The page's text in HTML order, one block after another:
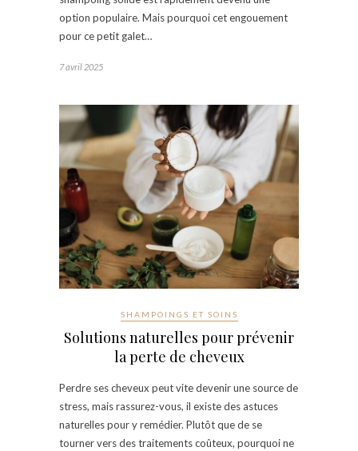
option populaire. Mais pourquoi cet engouement
pour ce petit galet…
7 avril 2025
SHAMPOINGS ET SOINS
Solutions naturelles pour prévenir
la perte de cheveux
Perdre ses cheveux peut vite devenir une source de
stress, mais rassurez-vous, il existe des astuces
naturelles pour y remédier. Plutôt que de se
tourner vers des traitements coûteux, pourquoi ne